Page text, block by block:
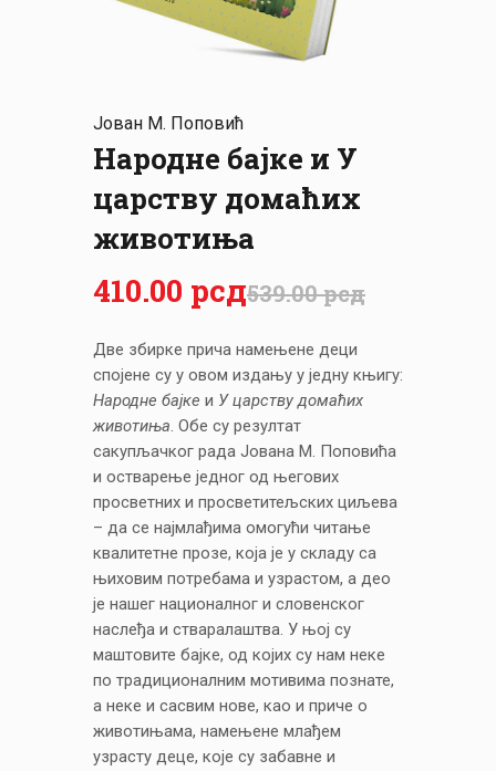
ЦЕНОВНИК
Јован М. Поповић
Нaродне бајке и У
царству домаћих
животиња
539.00рсд
410.00 рсд
Две збирке прича намењене деци
спојене су у овом издању у једну књигу:
Народне бајке и У царству домаћих
животиња. Обе су резултат
сакупљачког рада Јована М. Поповића
и остварење једног од његових
просветних и просветитељских циљева
– да се најмлађима омогући читање
квалитетне прозе, која је у складу са
њиховим потребама и узрастом, а део
је нашег националног и словенског
наслеђа и стваралаштва. У њој су
маштовите бајке, од којих су нам неке
по традиционалним мотивима познате,
а неке и сасвим нове, као и приче о
животињама, намењене млађем
узрасту деце, које су забавне и